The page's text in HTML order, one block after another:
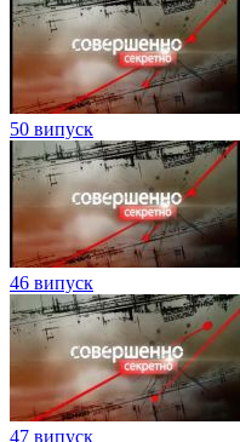
50 випуск
46 випуск
47 випуск